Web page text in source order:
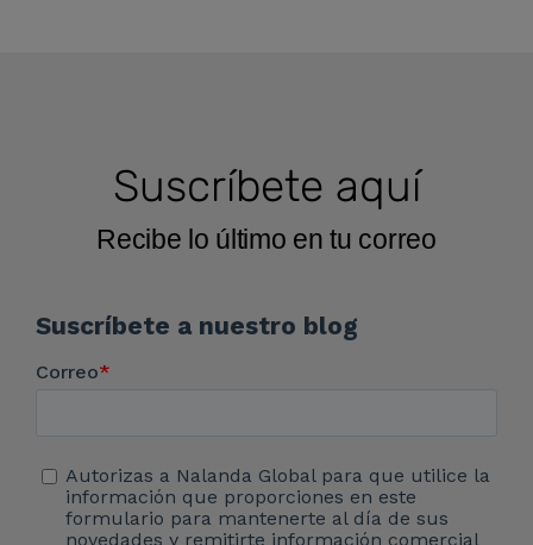
Suscríbete aquí
Recibe lo último en tu correo